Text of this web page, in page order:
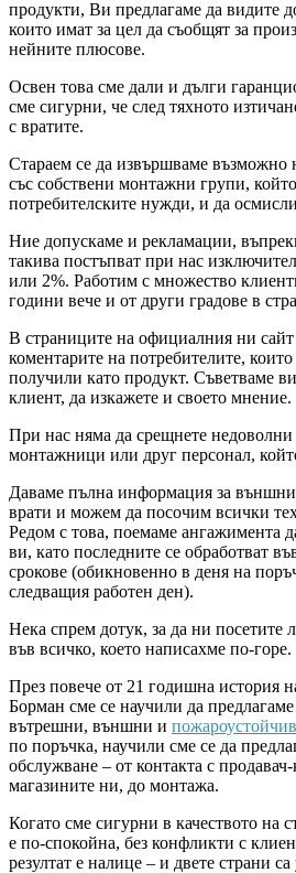
продукти, Ви предлагаме да видите
които имат за цел да съобщят за
нейните плюсове.
Освен това сме дали и дълги
сме сигурни, че след тяхното
с вратите.
Стараем се да извършваме
със собствени монтажни групи,
потребителските нужди, и да
Ние допускаме и рекламации,
такива постъпват при нас
или 2%. Работим с множество
години вече и от други градове в
В страниците на официалния ни
коментарите на потребителите, които
получили като продукт. Съветваме
клиент, да изкажете и своето мнение.
При нас няма да срещнете
монтажници или друг персонал,
Даваме пълна информация за
врати и можем да посочим всички
Редом с това, поемаме ангажимента
ви, като последните се обработват
срокове (обикновенно в деня на
следващия работен ден).
Нека спрем дотук, за да ни посетите
във всичко, което написахме по-горе.
През повече от 21 годишна история
Борман сме се научили да предлагаме
вътрешни, външни и
по поръчка, научили сме се да
обслужване – от контакта с
магазините ни, до монтажа.
Когато сме сигурни в качеството на
е по-спокойна, без конфликти с
резултат е налице – и двете страни